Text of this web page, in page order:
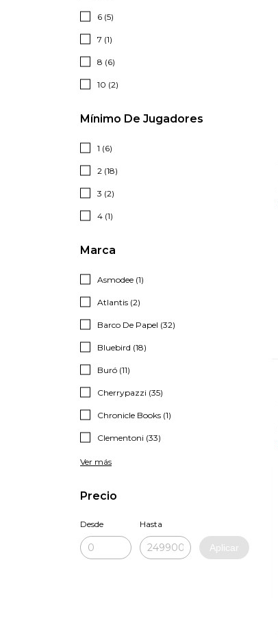
6 (5)
7 (1)
8 (6)
10 (2)
Mínimo De Jugadores
1 (6)
2 (18)
3 (2)
4 (1)
Marca
Asmodee (1)
Atlantis (2)
Barco De Papel (32)
Bluebird (18)
Buró (11)
Cherrypazzi (35)
Chronicle Books (1)
Clementoni (33)
Ver más
Precio
Desde Hasta
Aplicar